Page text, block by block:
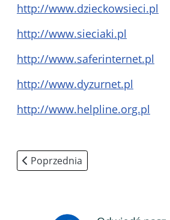
http://www.dzieckowsieci.pl
http://www.sieciaki.pl
http://www.saferinternet.pl
http://www.dyzurnet.pl
http://www.helpline.org.pl
Poprzednia strona: Rekrutacja
Poprzednia